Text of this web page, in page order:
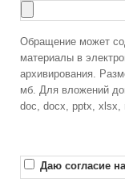
Обращение может
материалы в
архивирования.
мб. Для вложений
doc, docx, pptx, xlsx,
Даю согласие